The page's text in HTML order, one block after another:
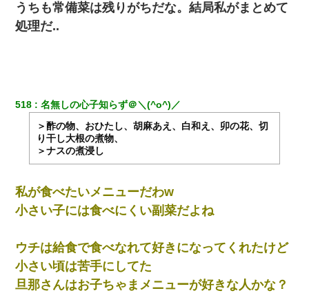
見合いにて。嫁「はじめまして」俺「失礼ですが○○さんご本人で
すか？」
日曜日、会社の窓を見ると同僚の姿。俺（あれ？ディズニーシー
じゃ？）→俺電話「今何してんの？」同僚「シーで並んでるこ
と！」俺「会社にいない？」→次の瞬間、すごい鳥肌が立った
りウワキしてたんだな…」長男「俺は誰の子供なの？」長女・次
男「ウワキ女！」
上司「何なの、この書類！！」私「あの‥」上司「今は私が話し
てるの！」私「ですから」上司「黙って聞きなさい！」私「それ
は」上司「言い訳しない！」→結果ｗｗｗｗｗ
うちも常備菜は残りがちだな。結局私がまとめて
処理だ..
518
名無しの心子知らず＠＼(^o^)／
＞酢の物、おひたし、胡麻あえ、白和え、卯の花、切
り干し大根の煮物、
＞ナスの煮浸し
私が食べたいメニューだわw
小さい子には食べにくい副菜だよね
ウチは給食で食べなれて好きになってくれたけど
小さい頃は苦手にしてた
旦那さんはお子ちゃまメニューが好きな人かな？